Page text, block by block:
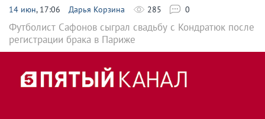
14 июн, 17:06 Дарья Корзина 285 0
Футболист Сафонов сыграл свадьбу с Кондратюк после
регистрации брака в Париже